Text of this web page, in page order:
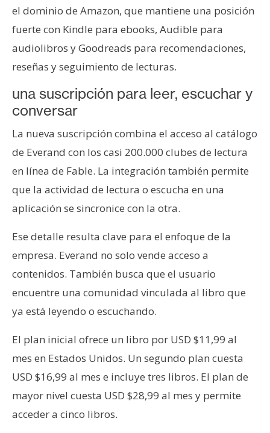
T
e
m
a
R
c
u
r
s
s
C
o
n
a
c
t
o
y
P
el dominio de Amazon, que mantiene una posición
fuerte con Kindle para ebooks, Audible para
audiolibros y Goodreads para recomendaciones,
reseñas y seguimiento de lecturas.
una suscripción para leer, escuchar y
conversar
La nueva suscripción combina el acceso al catálogo
de Everand con los casi 200.000 clubes de lectura
en línea de Fable. La integración también permite
que la actividad de lectura o escucha en una
aplicación se sincronice con la otra.
Ese detalle resulta clave para el enfoque de la
empresa. Everand no solo vende acceso a
contenidos. También busca que el usuario
encuentre una comunidad vinculada al libro que
ya está leyendo o escuchando.
El plan inicial ofrece un libro por USD $11,99 al
mes en Estados Unidos. Un segundo plan cuesta
USD $16,99 al mes e incluye tres libros. El plan de
mayor nivel cuesta USD $28,99 al mes y permite
acceder a cinco libros.